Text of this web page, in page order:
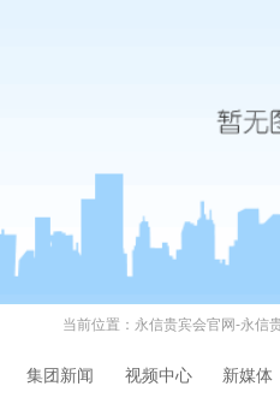
当前位置： 永信贵宾会官网-永信
集团新闻 视频中心 新媒体